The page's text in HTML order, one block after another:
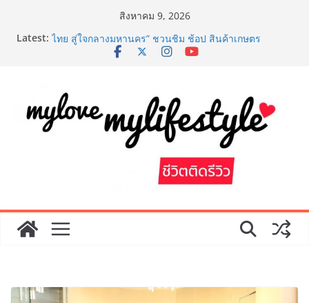
สิงหาคม 9, 2026
Latest: เริ่มแล้ว! อ.ต.ก.แฟร์ 4 ภาค @ภาคกลาง “มนต์เสน่ห์เกษตร
ไทย สู่ใจกลางมหานคร” ชวนชิม ช้อป สินค้าเกษตร
การแพทย์ไทย ในงานประชุมวิชาการ 8th SMART ตอกย้ำ
ความเป็นแพทย์เวชศาสตร์ความงาม
LORDNINE จัดศึกคนดังสายเกม ไทย ปะทะ ฟิลิปปินส์ ใน
“Rise of the Tenth Lord” เปิดสงครามกิลด์ข้ามประเทศ
ฉลองเซิร์ฟเวอร์ใหม่ เฮเลนา
สถาบันเทคโนโลยีไทย-ญี่ปุ่น (TNI: Thai-Nichi) ฉลองครบ
รอบ 19ปี จัดงาน “TNI Day 2026” ประกาศความเป็นผู้นำ
PIPPER STANDARD® เปิดตัวแชมพูอาบน้ำ และ โฟมอาบ
แห้งสัตว์เลี้ยง ชูนวัตกรรมพลังธรรมชาติ “Zero-Residue”